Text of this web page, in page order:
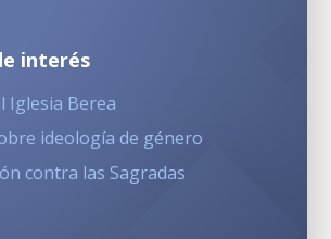
interés
Iglesia Berea
ideología de género
contra las Sagradas